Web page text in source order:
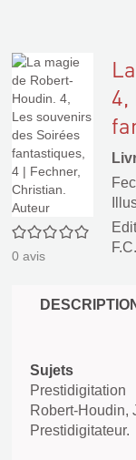
0/5
0 avis
4,
Sujets
Prestidigitation
Robert-Houdin,
Prestidigitateur.